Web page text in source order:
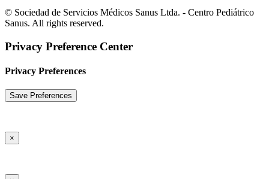
© Sociedad de Servicios Médicos Sanus Ltda. - Centro Pediátrico
Sanus. All rights reserved.
Privacy Preference Center
Privacy Preferences
×